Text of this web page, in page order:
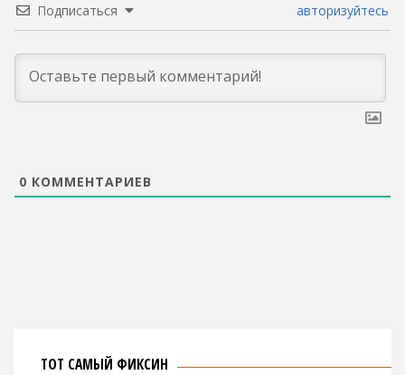
Подписаться авторизуйтесь
0 КОММЕНТАРИЕВ
ТОТ САМЫЙ ФИКСИН